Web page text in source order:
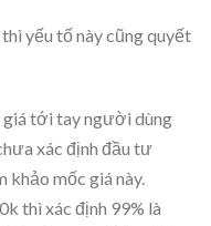
yếu tố này cũng quyết
tới tay người dùng
xác định đầu tư
khảo mốc giá này.
thì xác định 99% là